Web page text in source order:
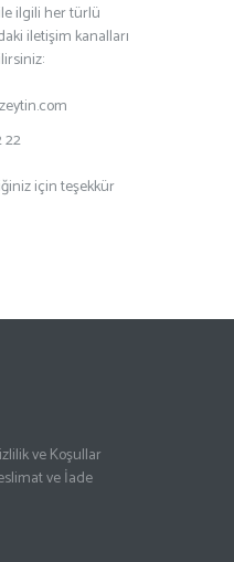
ilgili her türlü
iletişim kanalları
22
için teşekkür
ve Koşullar
ve İade